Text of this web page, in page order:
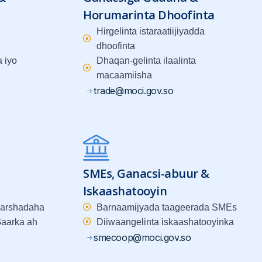
iyo
Horumarinta Dhoofinta
Hirgelinta istaraatiijiyadda
dhoofinta
Dhaqan-gelinta ilaalinta
macaamiisha
trade@moci.gov.so
ah
SMEs, Ganacsi-abuur &
Iskaashatooyin
Barnaamijyada taageerada SMEs
Diiwaangelinta iskaashatooyinka
smecoop@moci.gov.so